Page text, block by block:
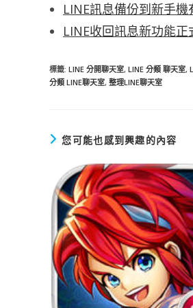
LINE訊息備份到新手
LINE收回訊息新功能
標籤: LINE 分開聊天室, LINE 分類 聊天室,
分類 LINE聊天室, 整理LINE聊天室
您可能也感到興趣的內容